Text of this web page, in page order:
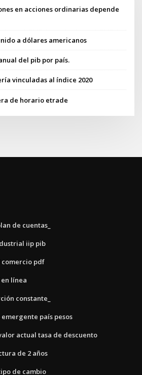
en acciones ordinarias depende
a dólares americanos
del pib por país.
vinculadas al índice 2020
de horario etrade
de cuentas_
iip pib
comercio pdf
línea
constante_
país pesos
actual tasa de descuento
de 2 años
de cambio